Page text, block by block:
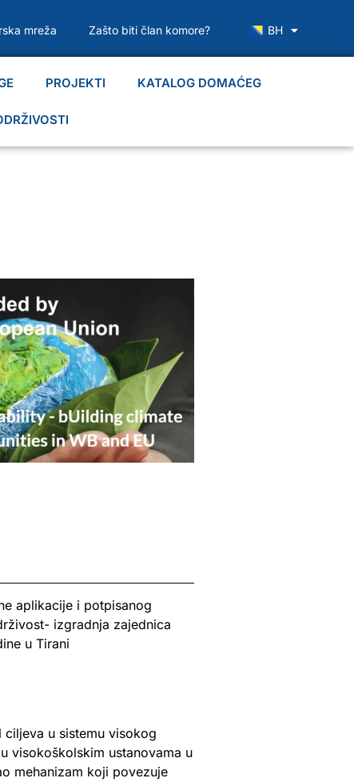
mreža Zašto biti član komore? BH
PROJEKTI KATALOG DOMAĆEG
aplikacije i potpisanog
izgradnja zajednica
u Tirani
ciljeva u sistemu visokog
visokoškolskim ustanovama u
mehanizam koji povezuje